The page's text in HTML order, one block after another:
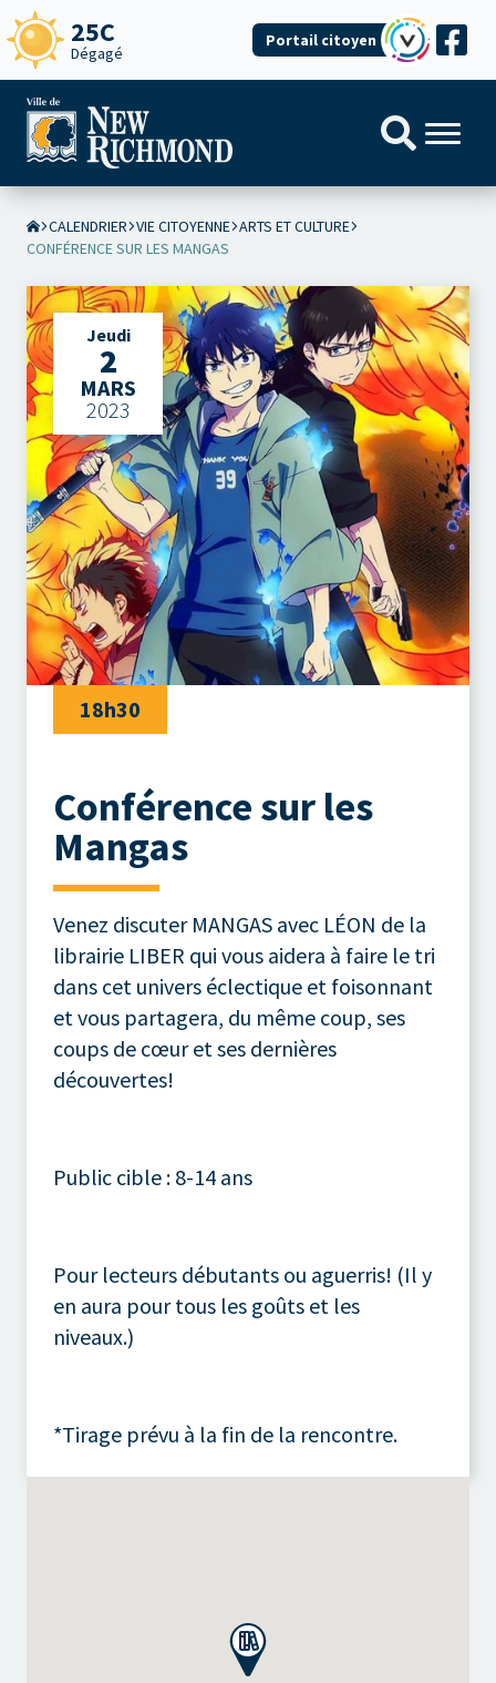
25C
Dégagé
Portail citoyen
CALENDRIER VIE CITOYENNE ARTS ET CULTURE
CONFÉRENCE SUR LES MANGAS
Jeudi
2
MARS
2023
18h30
Conférence sur les
Mangas
Venez discuter MANGAS avec LÉON de la
librairie LIBER qui vous aidera à faire le tri
dans cet univers éclectique et foisonnant
et vous partagera, du même coup, ses
coups de cœur et ses dernières
découvertes!
Public cible : 8-14 ans
Pour lecteurs débutants ou aguerris! (Il y
en aura pour tous les goûts et les
niveaux.)
*Tirage prévu à la fin de la rencontre.